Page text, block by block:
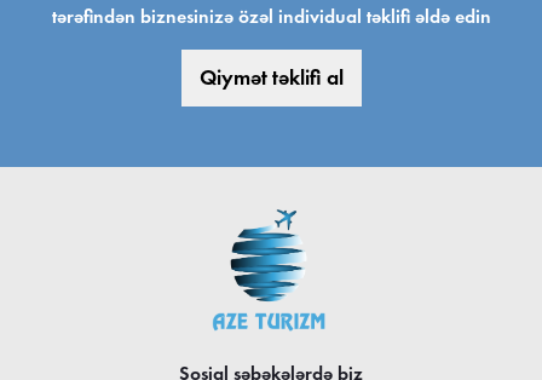
tərəfindən biznesinizə özəl individual təklifi əldə edin
Qiymət təklifi al
Sosial şəbəkələrdə biz